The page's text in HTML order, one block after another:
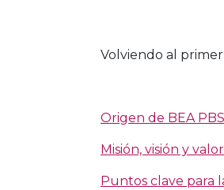
Volviendo al primer
Origen de BEA
Misión, visión y
Puntos clave para